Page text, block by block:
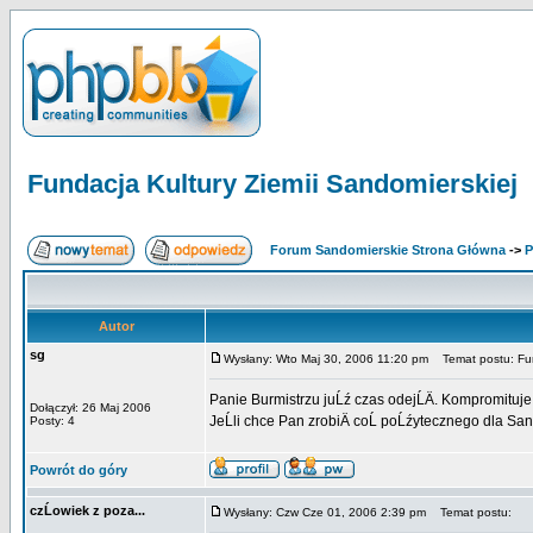
Fundacja Kultury Ziemii Sandomierskiej
Forum Sandomierskie Strona Główna ->
Autor
sg
Dołączył: 26 Maj 2006
Posty: 4
Wysłany: Wto Maj 30, 2006 11:20 pm Temat postu:
Panie Burmistrzu juĹź czas odejĹÄ.
JeĹli chce Pan zrobiÄ coĹ poĹźytecznego dla
Powrót do góry
czĹowiek z poza... Wysłany: Czw Cze 01, 2006 2:39 pm Temat postu: